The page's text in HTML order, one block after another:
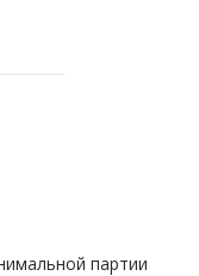
партии